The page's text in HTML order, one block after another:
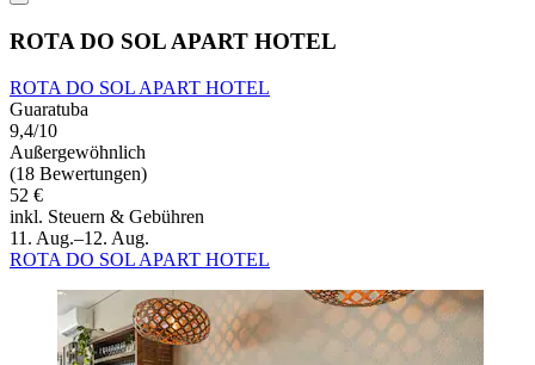
ROTA DO SOL APART HOTEL
ROTA DO SOL APART HOTEL
Guaratuba
9,4/10
Außergewöhnlich
(18 Bewertungen)
52 €
inkl. Steuern & Gebühren
11. Aug.–12. Aug.
ROTA DO SOL APART HOTEL